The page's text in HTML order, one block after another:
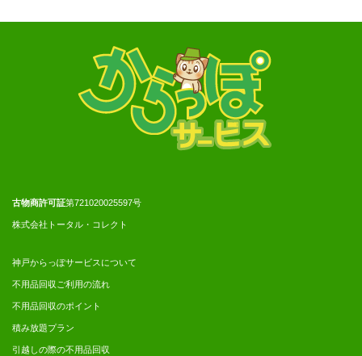
古物商許可証第721020025597号
株式会社トータル・コレクト
神戸からっぽサービスについて
不用品回収ご利用の流れ
不用品回収のポイント
積み放題プラン
引越しの際の不用品回収